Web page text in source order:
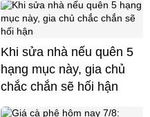
Khi sửa nhà nếu quên 5
hạng mục này, gia chủ
chắc chắn sẽ hối hận